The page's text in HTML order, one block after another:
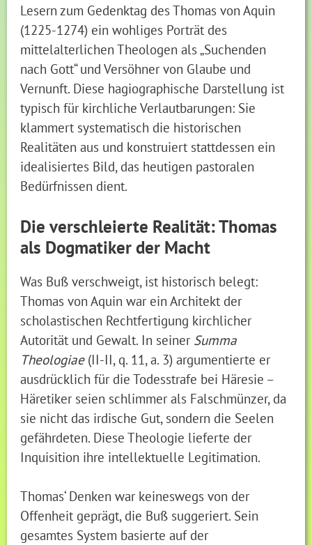
Lesern zum Gedenktag des Thomas von Aquin
(1225-1274) ein wohliges Porträt des
mittelalterlichen Theologen als „Suchenden
nach Gott“ und Versöhner von Glaube und
Vernunft. Diese hagiographische Darstellung ist
typisch für kirchliche Verlautbarungen: Sie
klammert systematisch die historischen
Realitäten aus und konstruiert stattdessen ein
idealisiertes Bild, das heutigen pastoralen
Bedürfnissen dient.
Die verschleierte Realität: Thomas
als Dogmatiker der Macht
Was Buß verschweigt, ist historisch belegt:
Thomas von Aquin war ein Architekt der
scholastischen Rechtfertigung kirchlicher
Autorität und Gewalt. In seiner Summa
Theologiae(II-II, q. 11, a. 3) argumentierte er
ausdrücklich für die Todesstrafe bei Häresie –
Häretiker seien schlimmer als Falschmünzer, da
sie nicht das irdische Gut, sondern die Seelen
gefährdeten. Diese Theologie lieferte der
Inquisition ihre intellektuelle Legitimation.
Thomas‘ Denken war keineswegs von der
Offenheit geprägt, die Buß suggeriert. Sein
gesamtes System basierte auf der